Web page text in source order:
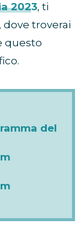
2023, ti
troverai
questo
del